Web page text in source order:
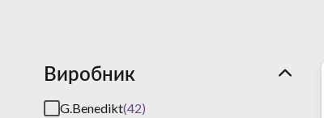
Виробник
G.Benedikt(42)